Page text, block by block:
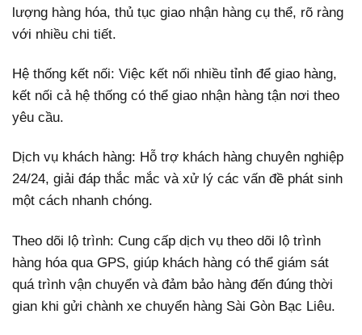
lượng hàng hóa, thủ tục giao nhận hàng cụ thể, rõ ràng
với nhiều chi tiết.
Hệ thống kết nối: Việc kết nối nhiều tỉnh để giao hàng,
kết nối cả hệ thống có thể giao nhận hàng tận nơi theo
yêu cầu.
Dịch vụ khách hàng: Hỗ trợ khách hàng chuyên nghiệp
24/24, giải đáp thắc mắc và xử lý các vấn đề phát sinh
một cách nhanh chóng.
Theo dõi lộ trình: Cung cấp dịch vụ theo dõi lộ trình
hàng hóa qua GPS, giúp khách hàng có thể giám sát
quá trình vận chuyển và đảm bảo hàng đến đúng thời
gian khi gửi chành xe chuyển hàng Sài Gòn Bạc Liêu.